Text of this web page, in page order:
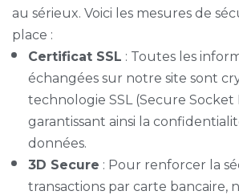
au sérieux. Voici les mesures de
place :
Certificat SSL : Toutes les
échangées sur notre site sont
technologie SSL (Secure Socket
garantissant ainsi la
données.
3D Secure : Pour renforcer la
transactions par carte bancaire,